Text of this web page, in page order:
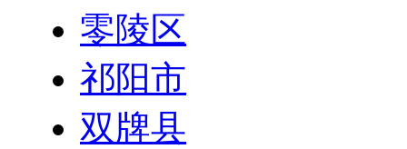
零陵区
祁阳市
双牌县